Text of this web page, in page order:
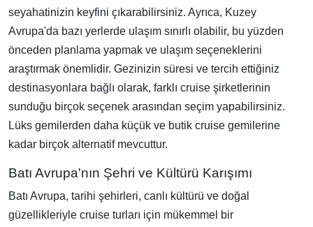
seyahatinizin keyfini çıkarabilirsiniz. Ayrıca, Kuzey
Avrupa'da bazı yerlerde ulaşım sınırlı olabilir, bu yüzden
önceden planlama yapmak ve ulaşım seçeneklerini
araştırmak önemlidir. Gezinizin süresi ve tercih ettiğiniz
destinasyonlara bağlı olarak, farklı cruise şirketlerinin
sunduğu birçok seçenek arasından seçim yapabilirsiniz.
Lüks gemilerden daha küçük ve butik cruise gemilerine
kadar birçok alternatif mevcuttur.
Batı Avrupa'nın Şehri ve Kültürü Karışımı
Batı Avrupa, tarihi şehirleri, canlı kültürü ve doğal
güzellikleriyle cruise turları için mükemmel bir